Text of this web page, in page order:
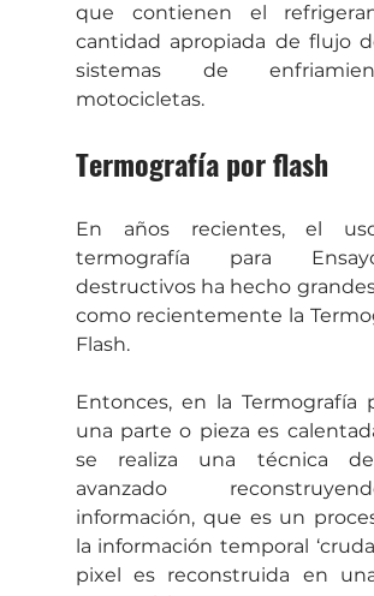
que contienen el
cantidad apropiada de flujo
sistemas de
motocicletas.
Termografía por flash
En años recientes, el
termografía para
destructivos ha hecho
como recientemente la
Flash.
Entonces, en la Termografía
una parte o pieza es
se realiza una técnica de
avanzado
información, que es un
la información temporal
pixel es reconstruida en